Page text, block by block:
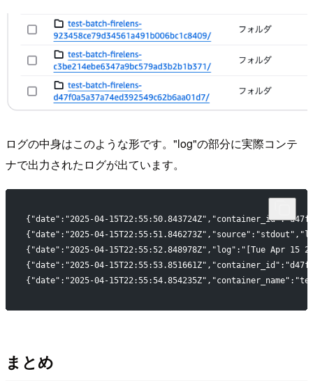
ログの中身はこのような形です。"log"の部分に実際コンテ
ナで出力されたログが出ています。
{"date":"2025-04-
{"date":"2025-04-
{"date":"2025-04-15T22:55:52.848978Z","log":"[Tue Apr 15
{"date":"2025-04-
{"date":"2025-04-15T22:55:54.854235Z","container_name":"test-
まとめ